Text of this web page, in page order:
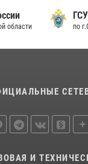
15 июля
работе
клуба
области по
И